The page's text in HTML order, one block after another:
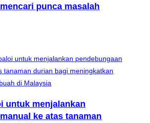
punca masalah
untuk menjalankan
ke atas tanaman